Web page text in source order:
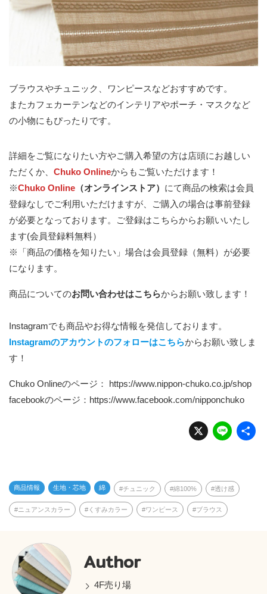
ブラウスやチュニック、ワンピースなどおすすめです。
またカフェカーテンなどのインテリアやポーチ・マスクなど
の小物にもぴったりです。
詳細をご覧になりたい方やご購入希望の方は店頭にお越しい
ただくか、 Chuko Onlineからもご覧いただけます！
※Chuko Online （オンラインストア） にて商品の検索は会員
登録なしでご利用いただけますが、ご購入の場合は事前登録
が必要となっております。
ご登録はこちらからお願いいたし
ます(会員登録料無料）
※「商品の価格を知りたい」場合は会員登録（無料）が必要
になります。
商品についてのお問い合わせはこちらからお願い致します！
Instagramでも商品やお得な情報を発信しております。
Instagramのアカウントのフォローはこちらからお願い致しま
す！
Chuko Onlineのページ： https://www.nippon-chuko.co.jp/shop
facebookのページ： https://www.facebook.com/nipponchuko
X Li
n
商品情報 生地・芯地 綿 チュニック 綿100% 透け感
ニュアンスカラー くすみカラー ワンピース ブラウス
Author
4F売り場